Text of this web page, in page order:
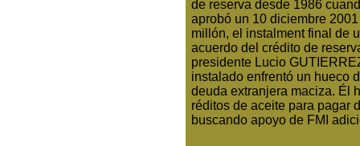
de reserva desde 1986
aprobó un 10 diciembre
millón, el instalment final de
acuerdo del crédito de
presidente Lucio
instalado enfrentó un hueco
deuda extranjera maciza. Él
réditos de aceite para pagar
buscando apoyo de FMI